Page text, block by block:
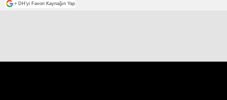
+ DH'yi Favori Kaynağın Yap